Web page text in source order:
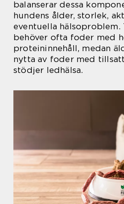
balanserar dessa
hundens ålder, storlek,
eventuella
behöver ofta foder med
proteininnehåll, medan
nytta av foder med
stödjer ledhälsa.